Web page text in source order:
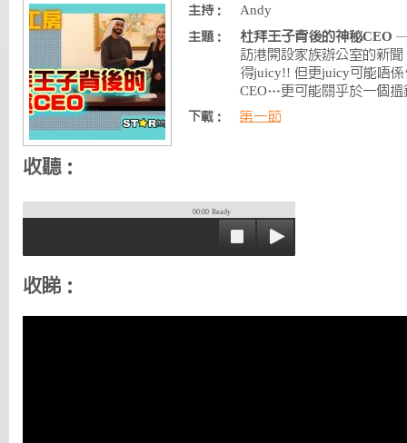
主持： Andy
主題： 杜拜王子背後的神秘CEO —
訪港開設家族辦公室的新
得juicy!! 但更juicy可能唔
CEO…更可能關乎於一個搵
下載： 第一節
收聽：
00:00 Ready
收睇：